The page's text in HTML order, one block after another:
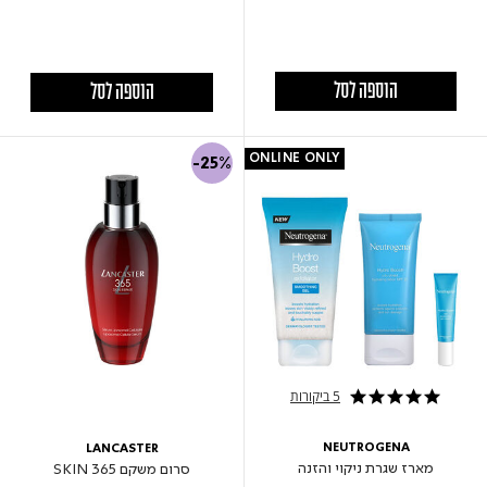
הוספה לסל הוספה לסל
5.0 star rating 5 ביקורות
ONLINE ONLY
NEUTROGENA
מארז שגרת ניקוי והזנה
-25%
LANCASTER
סרום משקם 365 SKIN